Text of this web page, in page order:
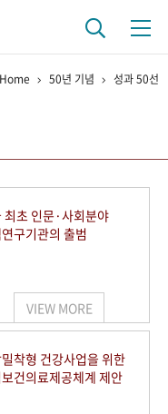
연구자들
물 영상 기록물
Home 50년 기념 성과 50선
최초 인문·사회분야
구기관의 출범
VIEW MORE
착형 건강사업을 위한
건의료제공체계 제안